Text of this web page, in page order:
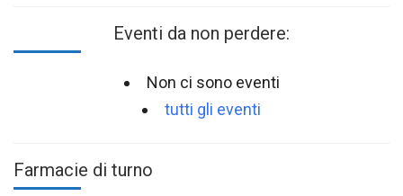
Eventi da non perdere:
Non ci sono eventi
tutti gli eventi
Farmacie di turno